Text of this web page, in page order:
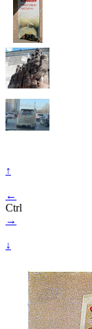
↑
←
Ctrl
→
↓